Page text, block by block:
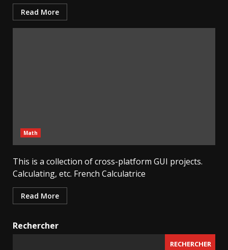
Read More
Math
This is a collection of cross-platform GUI projects.
Calculating, etc. French Calculatrice
Read More
Rechercher
RECHERCHER